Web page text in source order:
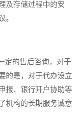
及存储过程中的安
。
的售后咨询，对于
的是，对于代办设立
报、银行开户协助等
机构的长期服务诚意